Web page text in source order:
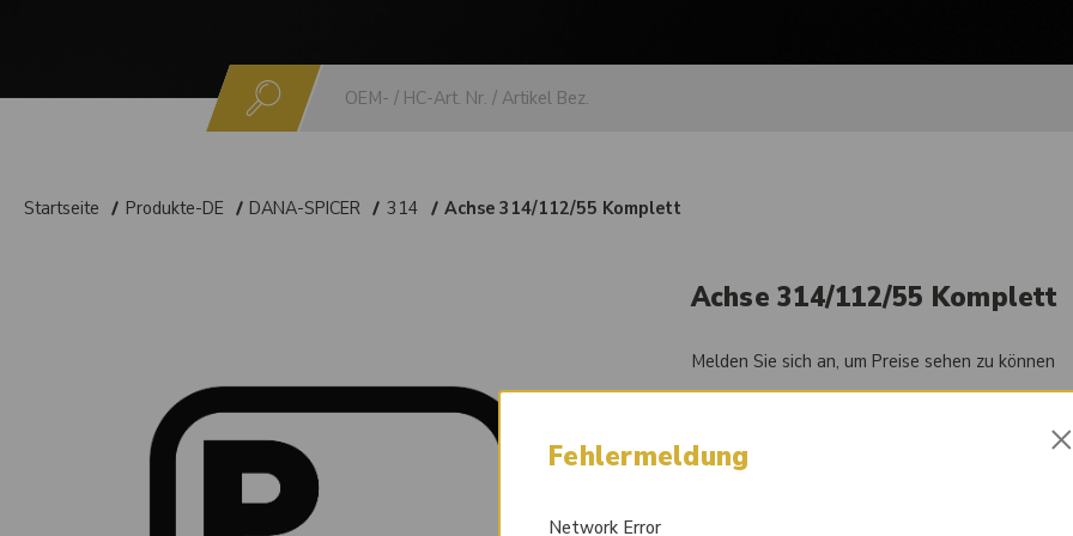
Startseite Produkte-DE DANA-SPICER 314 Achse 314/112/55 Komplett
Achse 314/112/55 Komplett
Melden Sie sich an, um Preise sehen zu können
84054690
Fehlermeldung
Network Error